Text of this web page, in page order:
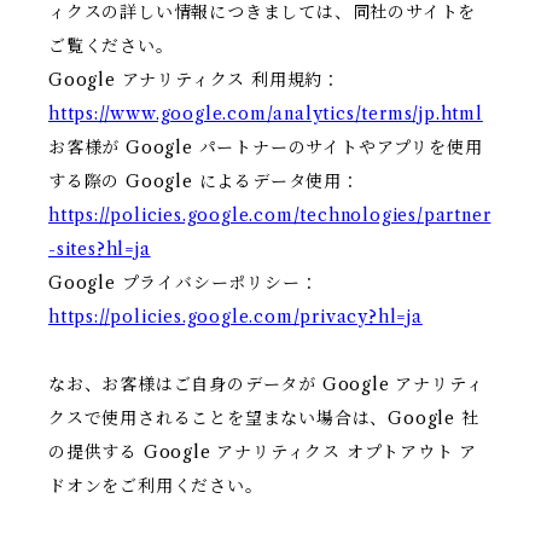
ィクスの詳しい情報につきましては、同社のサイトを
ご覧ください。
Google アナリティクス 利用規約：
https://www.google.com/analytics/terms/jp.html
お客様が Google パートナーのサイトやアプリを使用
する際の Google によるデータ使用：
https://policies.google.com/technologies/partner
-sites?hl=ja
Google プライバシーポリシー：
https://policies.google.com/privacy?hl=ja
なお、お客様はご自身のデータが Google アナリティ
クスで使用されることを望まない場合は、Google 社
の提供する Google アナリティクス オプトアウト ア
ドオンをご利用ください。